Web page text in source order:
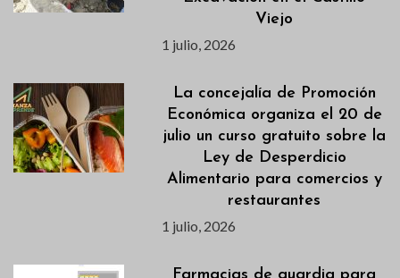
Viejo
1 julio, 2026
La concejalía de Promoción
Económica organiza el 20 de
julio un curso gratuito sobre la
Ley de Desperdicio
Alimentario para comercios y
restaurantes
1 julio, 2026
Farmacias de guardia para